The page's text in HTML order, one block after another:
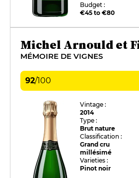
Budget :
€45 to €80
Michel Arnould et
MÉMOIRE DE VIGNES
92/100
Vintage :
2014
Type :
Brut nature
Classification :
Grand cru
millésimé
Varieties :
Pinot noir